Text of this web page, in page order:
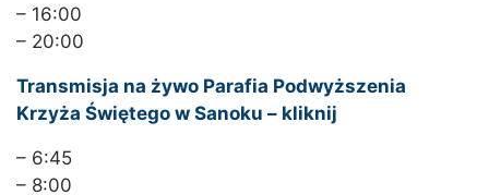
– 16:00
– 20:00
Transmisja na żywo Parafia Podwyższenia
Krzyża Świętego w Sanoku – kliknij
– 6:45
– 8:00